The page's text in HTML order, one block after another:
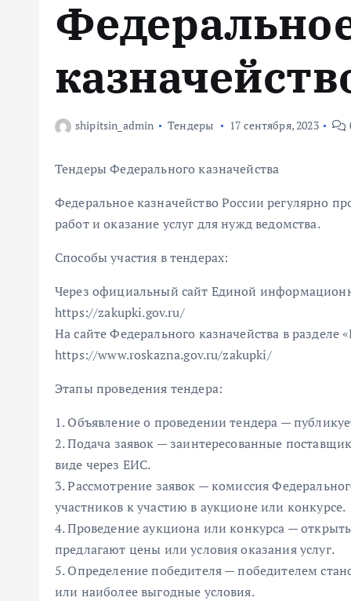
shipitsin_admin Тендеры 17 сентября, 2023
Тендеры Федерального казначейства
Федеральное казначейство России регулярно
работ и оказание услуг для нужд ведомства.
Способы участия в тендерах:
Через официальный сайт Единой
https://zakupki.gov.ru/
На сайте Федерального казначейства в разделе
https://www.roskazna.gov.ru/zakupki/
Этапы проведения тендера:
1. Объявление о проведении тендера —
2. Подача заявок — заинтересованные
виде через ЕИС.
3. Рассмотрение заявок — комиссия
участников к участию в аукционе или конкурсе.
4. Проведение аукциона или конкурса —
предлагают цены или условия оказания услуг.
5. Определение победителя — победителем
или наиболее выгодные условия.